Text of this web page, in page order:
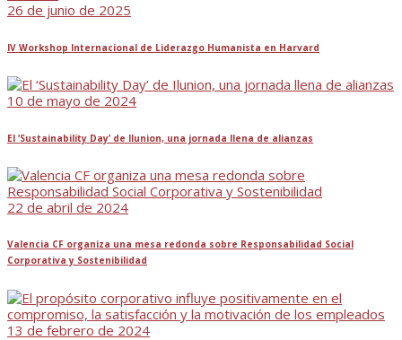
26 de junio de 2025
IV Workshop Internacional de Liderazgo Humanista en Harvard
10 de mayo de 2024
El ‘Sustainability Day’ de Ilunion, una jornada llena de alianzas
22 de abril de 2024
Valencia CF organiza una mesa redonda sobre Responsabilidad Social
Corporativa y Sostenibilidad
13 de febrero de 2024